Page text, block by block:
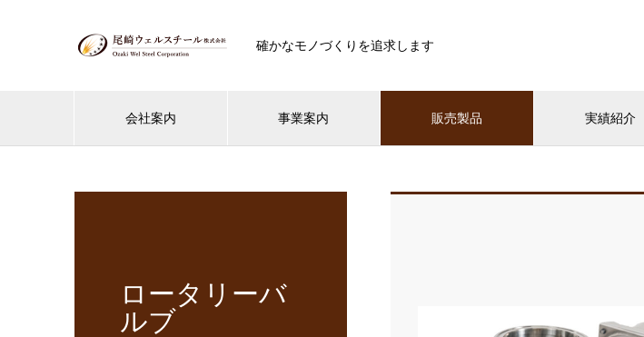
確かなモノづくりを追求します
会社案内 事業案内 販売製品 実績紹介
ロータリーバ
ルブ